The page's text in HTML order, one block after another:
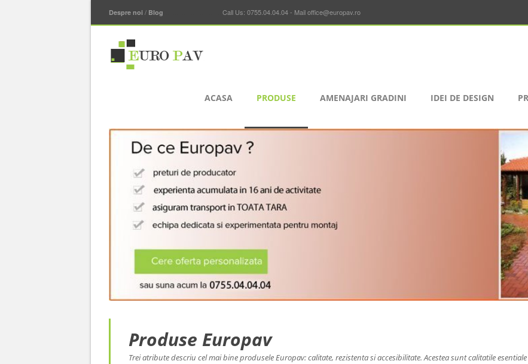
Despre noi / Blog Call Us: 0755.04.04.04 - Mail office@europav.ro
ACASA PRODUSE AMENAJARI GRADINI IDEI DE DESIGN
Produse Europav
Trei atribute descriu cel mai bine produsele Europav: calitate, rezistenta si accesibilitate. Acestea sunt calitatile